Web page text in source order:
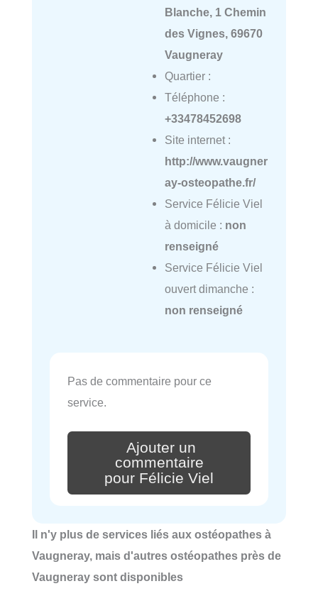
Blanche, 1 Chemin
des Vignes, 69670
Vaugneray
Quartier :
Téléphone :
+33478452698
Site internet :
http://www.vaugner
ay-osteopathe.fr/
Service Félicie Viel
à domicile : non
renseigné
Service Félicie Viel
ouvert dimanche :
non renseigné
Pas de commentaire pour ce
service.
Ajouter un
commentaire
pour Félicie Viel
Il n'y plus de services liés aux ostéopathes à
Vaugneray, mais d'autres ostéopathes près de
Vaugneray sont disponibles